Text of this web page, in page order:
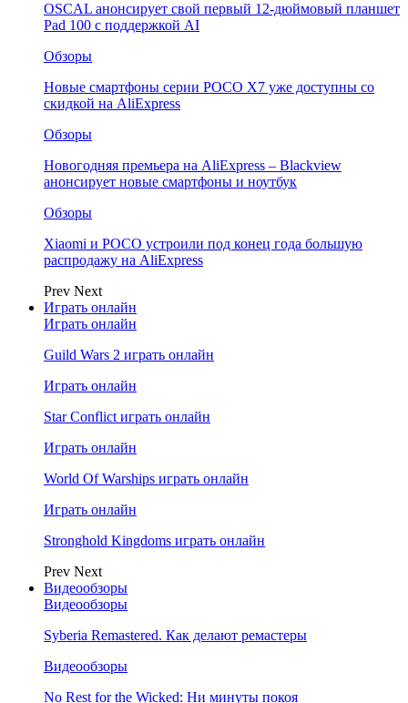
OSCAL анонсирует свой первый 12-дюймовый планшет
Pad 100 с поддержкой AI
Обзоры
Новые смартфоны серии POCO X7 уже доступны со
скидкой на AliExpress
Обзоры
Новогодняя премьера на AliExpress – Blackview
анонсирует новые смартфоны и ноутбук
Обзоры
Xiaomi и POCO устроили под конец года большую
распродажу на AliExpress
Prev Next
Играть онлайн
Играть онлайн
Guild Wars 2 играть онлайн
Играть онлайн
Star Conflict играть онлайн
Играть онлайн
World Of Warships играть онлайн
Играть онлайн
Stronghold Kingdoms играть онлайн
Prev Next
Видеообзоры
Видеообзоры
Syberia Remastered. Как делают ремастеры
Видеообзоры
No Rest for the Wicked: Ни минуты покоя